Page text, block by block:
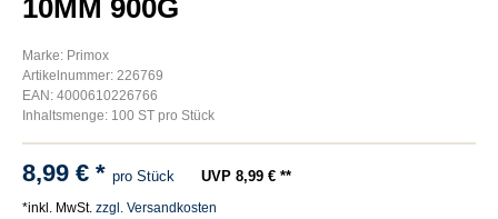
10MM 900G
Marke: Primox
Artikelnummer: 226769
EAN: 4000610226766
Inhaltsmenge: 100 ST pro Stück
8,99 € * pro Stück UVP 8,99 € **
*inkl. MwSt. zzgl. Versandkosten